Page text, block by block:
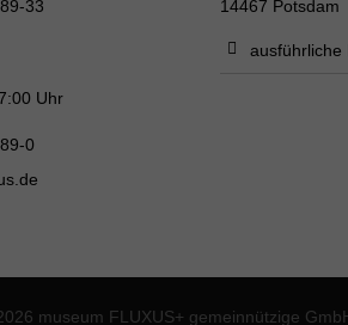
33
Uhr
0
14467 Potsdam
ausführliche
museum FLUXUS+ gemeinnützige